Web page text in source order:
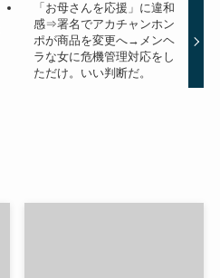
「お母さんを応援」に違和
感⇒署名でアカチャンホン
ポが商品を変更へ→メンヘ
ラな女に危機管理対応をし
ただけ。いい判断だ。